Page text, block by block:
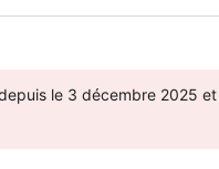
le 3 décembre 2025